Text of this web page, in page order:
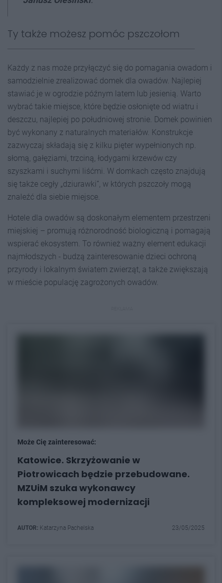
Ty także możesz pomóc pszczołom
Każdy z nas może przyłączyć się do pomagania owadom i
samodzielnie zrealizować domek dla owadów. Najlepiej
stawiać je w ogrodzie późnym latem lub jesienią. Warto
wybrać takie miejsce, które będzie osłonięte od wiatru i
deszczu, najlepiej po południowej stronie. Domek powinien
być wykonany z naturalnych materiałów. Konstrukcje
zazwyczaj składają się z kilku pięter wypełnionych np.
słomą, gałęziami, trzciną, łodygami krzewów czy
szyszkami i suchymi liśćmi. W domkach często znajdują
się także cegły „dziurawki”, w których pszczoły mogą
znaleźć dla siebie miejsce.
Hotele dla owadów są doskonałym elementem przestrzeni
miejskiej – promują różnorodność biologiczną i pomagają
wspierać ekosystem. To również ważny element edukacji
najmłodszych - budzą zainteresowanie dzieci ochroną
przyrody i lokalnym światem zwierząt, a także zwiększają
w mieście populację zagrożonych owadów.
Może Cię zainteresować:
Katowice. Skrzyżowanie w
Piotrowicach będzie przebudowane.
MZUiM szuka wykonawcy
kompleksowej modernizacji
AUTOR: Katarzyna Pachelska 23/05/2025